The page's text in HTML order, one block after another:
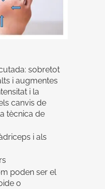
sobretot
i augmentes
i la
canvis de
tècnica de
i als
poden ser el
o